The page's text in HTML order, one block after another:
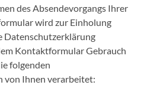
des Absendevorgangs Ihrer
wird zur Einholung
Datenschutzerklärung
Kontaktformular Gebrauch
folgenden
von Ihnen verarbeitet: